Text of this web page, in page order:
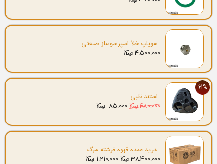
سوپاپ خلأ اسپرسوساز صنعتی
4.500.000
61%
استند قلبی
480.000
185.000
خرید عمده قهوه فرشته مرگ
38.400.000
1.210.000